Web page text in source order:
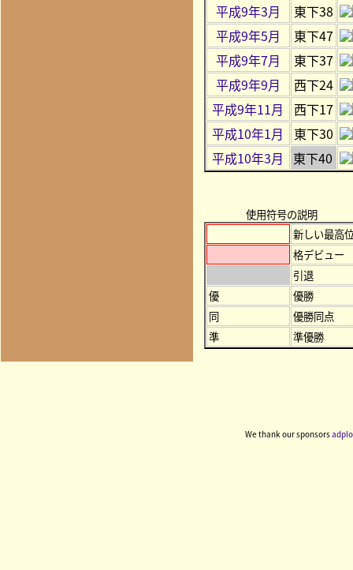
平成9年3月
東下38
平成9年5月
東下47
平成9年7月
東下37
平成9年9月
西下24
平成9年11月
西下17
平成10年1月
東下30
平成10年3月
東下40
使用符号の説明
新しい最高
格デビュー
引退
優
優勝
同
優勝同点
準
準優勝
We thank our sponsors